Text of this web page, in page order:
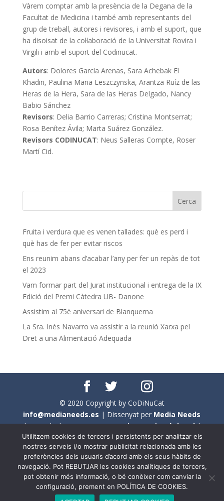
Vàrem comptar amb la presència de la Degana de la
Facultat de Medicina i també amb representants del
grup de treball, autores i revisores, i amb el suport, que
ha disoisat de la col·laboració de la Universitat Rovira i
Virgili i amb el suport del Codinucat.
Autors: Dolores García Arenas, Sara Achebak El
Khadiri, Paulina Maria Leszczynska, Arantza Ruíz de las
Heras de la Hera, Sara de las Heras Delgado, Nancy
Babio Sánchez
Revisors: Delia Barrio Carreras; Cristina Montserrat;
Rosa Benítez Ávila; Marta Suárez González.
Revisors CODINUCAT: Neus Salleras Compte, Roser
Martí Cid.
Fruita i verdura que es venen tallades: què es perd i
què has de fer per evitar riscos
Ens reunim abans d’acabar l’any per fer un repàs de tot
el 2023
Vam formar part del Jurat institucional i entrega de la IX
Edició del Premi Càtedra UB- Danone
Assistim al 75è aniversari de Blanquerna
La Sra. Inés Navarro va assistir a la reunió Xarxa pel
Dret a una Alimentació Adequada
© 2020 Copyright by CoDiNuCat
info@medianeeds.es | Dissenyat per Media Needs
| Tots els drets reservats aCoDiNuCat |Avís legal|
Avís per cookies
En aquest web s'ha tingut en compte l'ús no sexista del
llenguatge. No obstant això, i a causa de la seva
extensió, no s'ha pogut fer de manera exhaustiva. Per
aquest motiu, a vegades , s'ha utilitzat el femení com a
Utilitzem cookies de tercers i persistents per analitzar els
nostres serveis i/o mostrar publicitat relacionada amb les
preferències dels usuaris d’acord amb els seus hàbits de
navegació. Pot REBUTJAR les cookies analítiques de tercers,
pot obtenir més informació, o bé conèixer com canviar la
configuració, prement en POLÍTICA DE COOKIES.